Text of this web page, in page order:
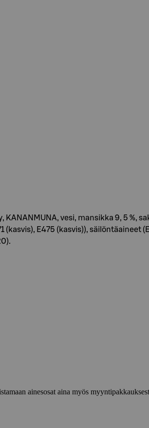
vesi, mansikka 9, 5 %,
E475 (kasvis)), säilöntäaineet
ainesosat aina myös